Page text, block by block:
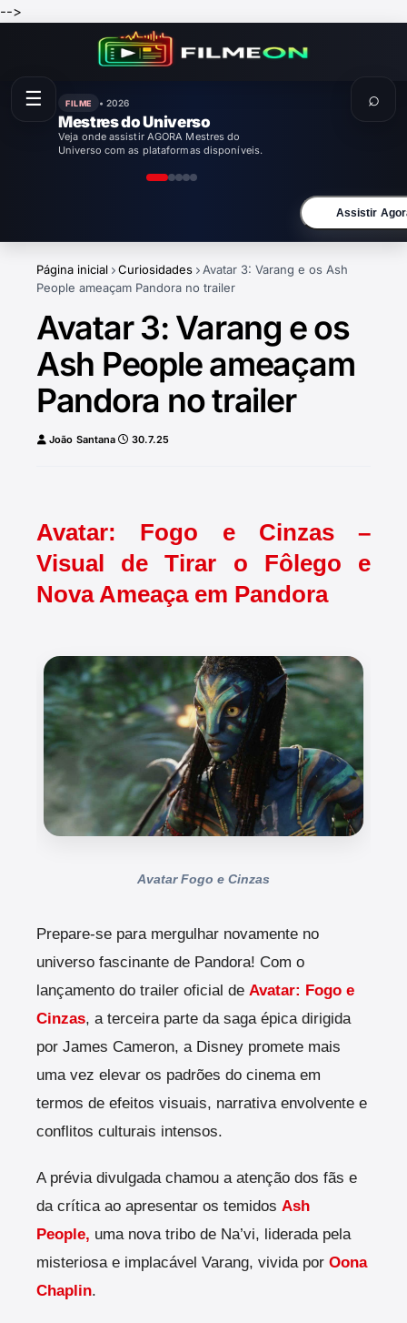
-->
FILME • 2026
Mestres do Universo
Veja onde assistir AGORA Mestres do
Universo com as plataformas disponíveis.
Assistir
Página inicial Curiosidades
Avatar 3: Varang e os Ash
People ameaçam Pandora no trailer
Avatar 3: Varang e os
Ash People ameaçam
Pandora no trailer
João Santana 30.7.25
Avatar: Fogo e Cinzas –
Visual de Tirar o Fôlego e
Nova Ameaça em Pandora
Avatar Fogo e Cinzas
Prepare-se para mergulhar novamente no
universo fascinante de Pandora! Com o
lançamento do trailer oficial de Avatar: Fogo e
Cinzas, a terceira parte da saga épica dirigida
por James Cameron, a Disney promete mais
uma vez elevar os padrões do cinema em
termos de efeitos visuais, narrativa envolvente e
conflitos culturais intensos.
A prévia divulgada chamou a atenção dos fãs e
da crítica ao apresentar os temidos Ash
People, uma nova tribo de Na’vi, liderada pela
misteriosa e implacável Varang, vivida por Oona
Chaplin.
☰ ⌕